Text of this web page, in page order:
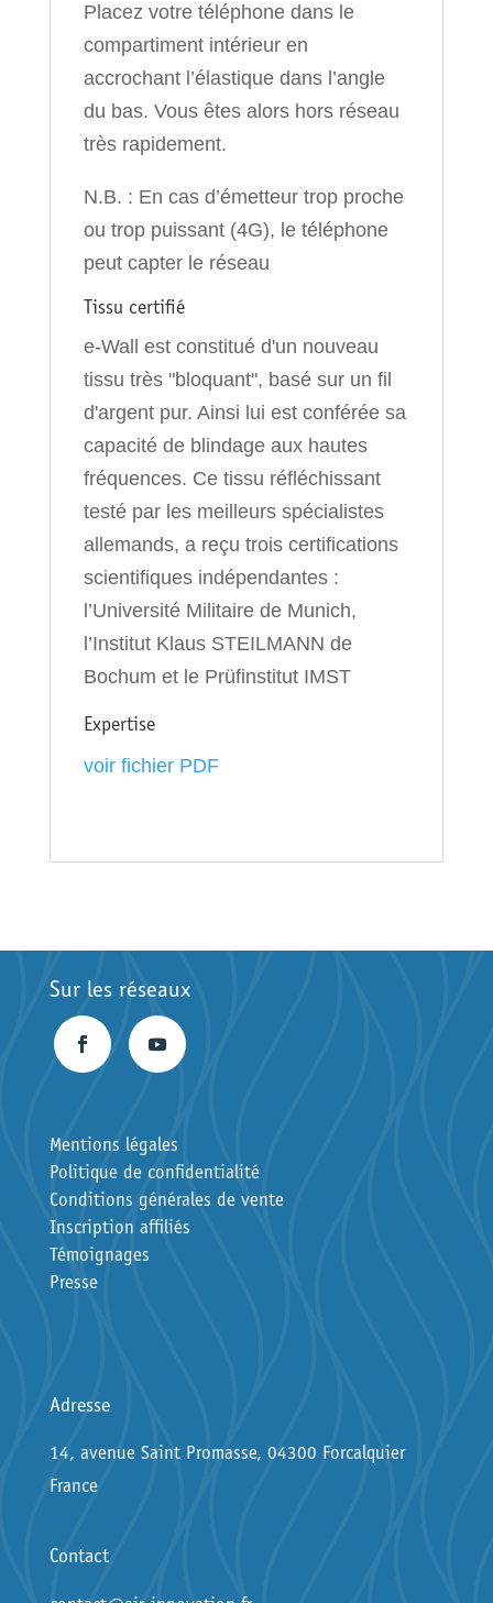
Placez votre téléphone dans le
compartiment intérieur en
accrochant l’élastique dans l’angle
du bas. Vous êtes alors hors réseau
très rapidement.
N.B. : En cas d’émetteur trop proche
ou trop puissant (4G), le téléphone
peut capter le réseau
Tissu certifié
e-Wall est constitué d'un nouveau
tissu très "bloquant", basé sur un fil
d'argent pur. Ainsi lui est conférée sa
capacité de blindage aux hautes
fréquences. Ce tissu réfléchissant
testé par les meilleurs spécialistes
allemands, a reçu trois certifications
scientifiques indépendantes :
l’Université Militaire de Munich,
l’Institut Klaus STEILMANN de
Bochum et le Prüfinstitut IMST
Expertise
voir fichier PDF
Sur les réseaux
Mentions légales
Politique de confidentialité
Conditions générales de vente
Inscription affiliés
Témoignages
Presse
Adresse
14, avenue Saint Promasse, 04300 Forcalquier
France
Contact